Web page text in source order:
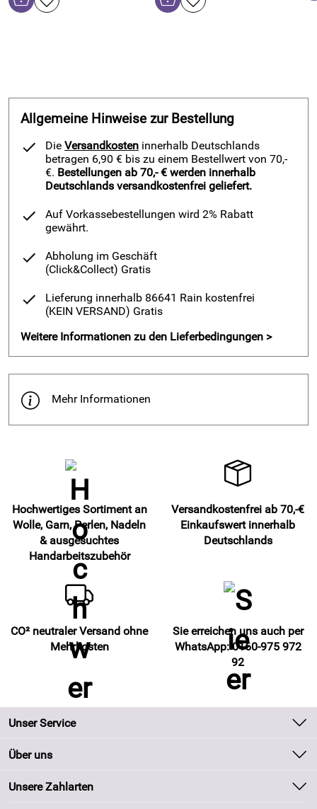
Allgemeine Hinweise zur Bestellung
Die Versandkosten innerhalb Deutschlands
betragen 6,90 € bis zu einem Bestellwert von 70,-
€. Bestellungen ab 70,- € werden innerhalb
Deutschlands versandkostenfrei geliefert.
Auf Vorkassebestellungen wird 2% Rabatt
gewährt.
Abholung im Geschäft
(Click&Collect) Gratis
Lieferung innerhalb 86641 Rain kostenfrei
(KEIN VERSAND) Gratis
Weitere Informationen zu den Lieferbedingungen >
Mehr Informationen
Hochwertiges Sortiment an
Wolle, Garn, Perlen, Nadeln
& ausgesuchtes
Handarbeitszubehör
Versandkostenfrei ab 70,-€
Einkaufswert innerhalb
Deutschlands
CO² neutraler Versand ohne
Mehrkosten
Sie erreichen uns auch per
WhatsApp: 0160-975 972
92
Unser Service
Kontakt
Kundeninformationen
Über uns
Unsere Bestseller
Unsere Zahlarten